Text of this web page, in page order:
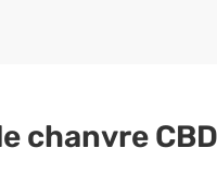
chanvre